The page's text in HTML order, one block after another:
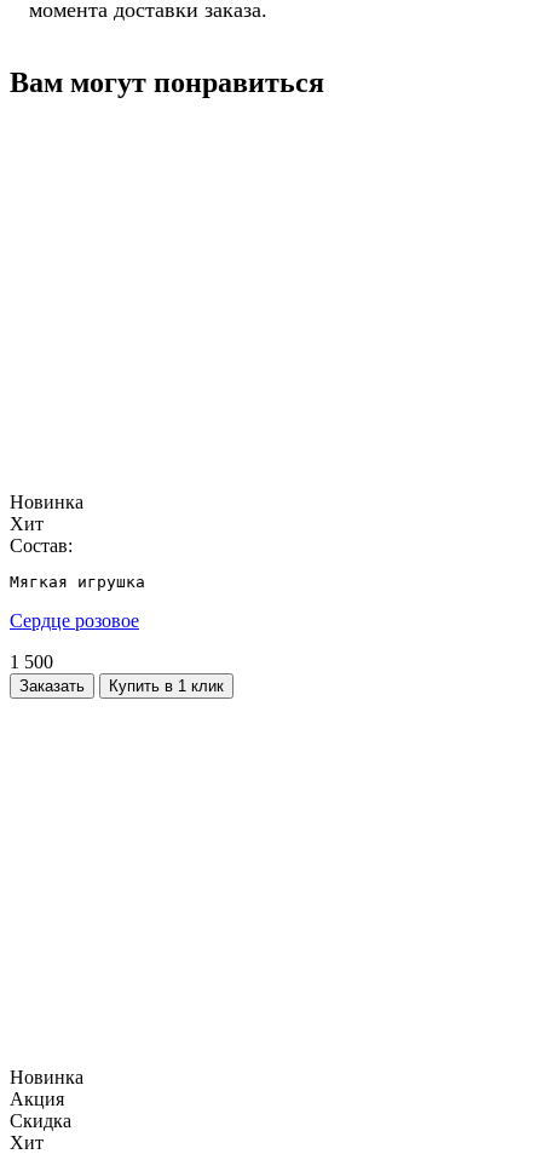
момента доставки заказа.
Вам могут понравиться
Новинка
Хит
Состав:
Мягкая игрушка
Сердце розовое
1 500
Заказать Купить в 1 клик
Новинка
Акция
Скидка
Хит